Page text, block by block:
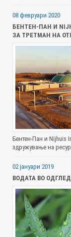
08 февруари 2020
БЕНТЕН-ПАН И
ЗА ТРЕТМАН НА
Бентен-Пан и Nijhuis
здружување на
02 јануари 2019
ВОДАТА ВО